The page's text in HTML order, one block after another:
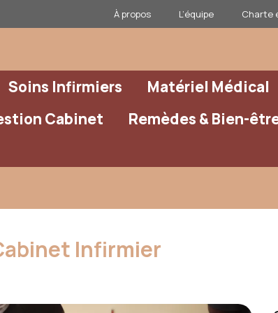
À propos L’équipe Charte
Soins Infirmiers
Matériel Médical
Cabinet Remèdes & Bien-
Infirmier